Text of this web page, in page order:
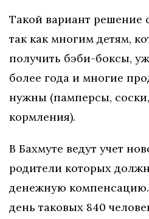
Такой вариант
так как многим детям,
получить бэби-боксы,
более года и многие
нужны (памперсы,
кормления).
В Бахмуте ведут учет
родители которых
денежную
день таковых 840